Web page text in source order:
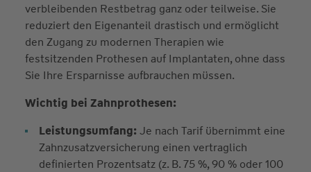
verbleibenden Restbetrag ganz oder teilweise. Sie
reduziert den Eigenanteil drastisch und ermöglicht
den Zugang zu modernen Therapien wie
festsitzenden Prothesen auf Implantaten, ohne dass
Sie Ihre Ersparnisse aufbrauchen müssen.
Wichtig bei Zahnprothesen:
Leistungsumfang: Je nach Tarif übernimmt eine
Zahnzusatzversicherung einen vertraglich
definierten Prozentsatz (z. B. 75 %, 90 % oder 100